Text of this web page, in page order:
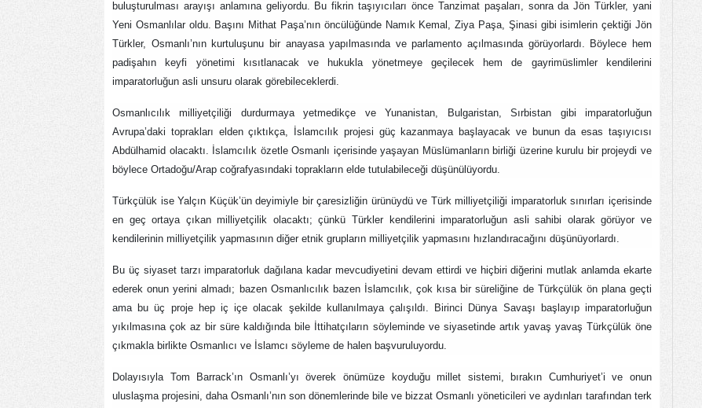
buluşturulması arayışı anlamına geliyordu. Bu fikrin taşıyıcıları önce Tanzimat paşaları, sonra da Jön Türkler, yani
Yeni Osmanlılar oldu. Başını Mithat Paşa’nın öncülüğünde Namık Kemal, Ziya Paşa, Şinasi gibi isimlerin çektiği Jön
Türkler, Osmanlı’nın kurtuluşunu bir anayasa yapılmasında ve parlamento açılmasında görüyorlardı. Böylece hem
padişahın keyfi yönetimi kısıtlanacak ve hukukla yönetmeye geçilecek hem de gayrimüslimler kendilerini
imparatorluğun asli unsuru olarak görebileceklerdi.
Osmanlıcılık milliyetçiliği durdurmaya yetmedikçe ve Yunanistan, Bulgaristan, Sırbistan gibi imparatorluğun
Avrupa’daki toprakları elden çıktıkça, İslamcılık projesi güç kazanmaya başlayacak ve bunun da esas taşıyıcısı
Abdülhamid olacaktı. İslamcılık özetle Osmanlı içerisinde yaşayan Müslümanların birliği üzerine kurulu bir projeydi ve
böylece Ortadoğu/Arap coğrafyasındaki toprakların elde tutulabileceği düşünülüyordu.
Türkçülük ise Yalçın Küçük’ün deyimiyle bir çaresizliğin ürünüydü ve Türk milliyetçiliği imparatorluk sınırları içerisinde
en geç ortaya çıkan milliyetçilik olacaktı; çünkü Türkler kendilerini imparatorluğun asli sahibi olarak görüyor ve
kendilerinin milliyetçilik yapmasının diğer etnik grupların milliyetçilik yapmasını hızlandıracağını düşünüyorlardı.
Bu üç siyaset tarzı imparatorluk dağılana kadar mevcudiyetini devam ettirdi ve hiçbiri diğerini mutlak anlamda ekarte
ederek onun yerini almadı; bazen Osmanlıcılık bazen İslamcılık, çok kısa bir süreliğine de Türkçülük ön plana geçti
ama bu üç proje hep iç içe olacak şekilde kullanılmaya çalışıldı. Birinci Dünya Savaşı başlayıp imparatorluğun
yıkılmasına çok az bir süre kaldığında bile İttihatçıların söyleminde ve siyasetinde artık yavaş yavaş Türkçülük öne
çıkmakla birlikte Osmanlıcı ve İslamcı söyleme de halen başvuruluyordu.
Dolayısıyla Tom Barrack’ın Osmanlı’yı överek önümüze koyduğu millet sistemi, bırakın Cumhuriyet’i ve onun
uluslaşma projesini, daha Osmanlı’nın son dönemlerinde bile ve bizzat Osmanlı yöneticileri ve aydınları tarafından terk